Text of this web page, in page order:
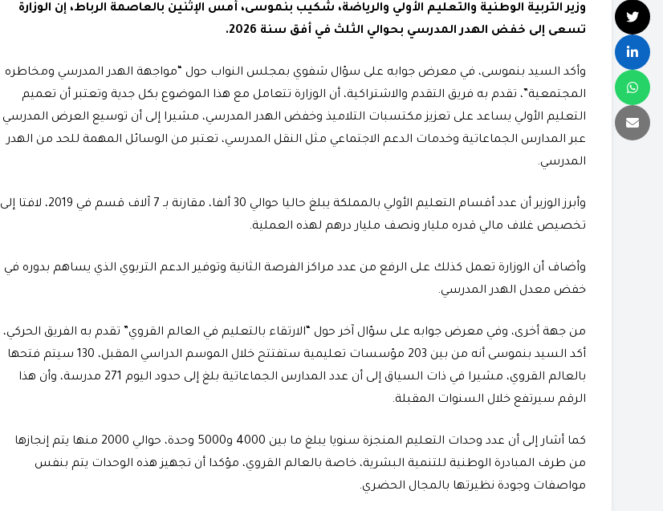
وزير التربية الوطنية والتعليم الأولي والرياضة، شكيب بنموسى، أمس الإثنين بالعاصمة الرباط، إن الوزارة
تسعى إلى خفض الهدر المدرسي بحوالي الثلث في أفق سنة 2026.
وأكد السيد بنموسى، في معرض جوابه على سؤال شفوي بمجلس النواب حول “مواجهة الهدر المدرسي ومخاطره
المجتمعية”، تقدم به فريق التقدم والاشتراكية، أن الوزارة تتعامل مع هذا الموضوع بكل جدية وتعتبر أن تعميم
التعليم الأولي يساعد على تعزيز مكتسبات التلاميذ وخفض الهدر المدرسي، مشيرا إلى أن توسيع العرض المدرسي
عبر المدارس الجماعاتية وخدمات الدعم الاجتماعي مثل النقل المدرسي، تعتبر من الوسائل المهمة للحد من الهدر
المدرسي.
وأبرز الوزير أن عدد أقسام التعليم الأولي بالمملكة يبلغ حاليا حوالي 30 ألفا، مقارنة بـ 7 آلاف قسم في 2019، لافتا إلى
تخصيص غلاف مالي قدره مليار ونصف مليار درهم لهذه العملية.
وأضاف أن الوزارة تعمل كذلك على الرفع من عدد مراكز الفرصة الثانية وتوفير الدعم التربوي الذي يساهم بدوره في
خفض معدل الهدر المدرسي.
من جهة أخرى، وفي معرض جوابه على سؤال آخر حول “الارتقاء بالتعليم في العالم القروي” تقدم به الفريق الحركي،
أكد السيد بنموسى أنه من بين 203 مؤسسات تعليمية ستفتتح خلال الموسم الدراسي المقبل، 130 سيتم فتحها
بالعالم القروي، مشيرا في ذات السياق إلى أن عدد المدارس الجماعاتية بلغ إلى حدود اليوم 271 مدرسة، وأن هذا
الرقم سيرتفع خلال السنوات المقبلة.
كما أشار إلى أن عدد وحدات التعليم المنجزة سنويا يبلغ ما بين 4000 و5000 وحدة، حوالي 2000 منها يتم إنجازها
من طرف المبادرة الوطنية للتنمية البشرية، خاصة بالعالم القروي، مؤكدا أن تجهيز هذه الوحدات يتم بنفس
مواصفات وجودة نظيرتها بالمجال الحضري.